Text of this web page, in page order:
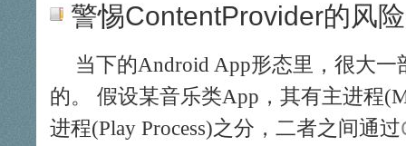
警惕ContentProvider的风险
当下的Android App形态里，很大一
的。 假设某音乐类App，其有主进程
进程(Play Process)之分，二者之间通过